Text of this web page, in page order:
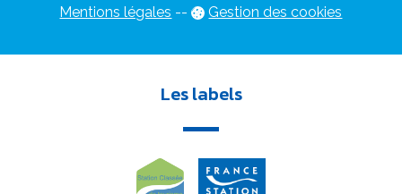
Mentions légales -- Gestion des cookies
Les labels